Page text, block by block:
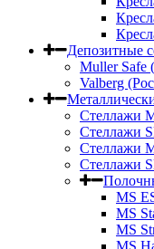
Депозитные
Muller Safe
Valberg
Стеллажи
Стеллажи
Стеллажи
Стеллажи
MS
MS
MS
MS